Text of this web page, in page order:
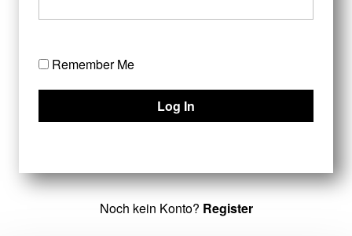
Remember Me
Noch kein Konto? Register